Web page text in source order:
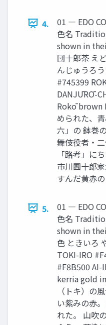
4.
01 ― EDO
色名
shown in
団十郎茶 え
んじゅうろ
#745399
DANJŪRŌ-
Rokō brown
められた、
六」の 鉢巻
舞伎役者・
「路考」に
市川團十郎
すんだ黄赤
5.
01 ― EDO
色名
shown in
色 ときいろ
TOKI-IRO
#F8B500 AI-
kerria gold
（トキ）の
い紫みの赤
れた。 山吹